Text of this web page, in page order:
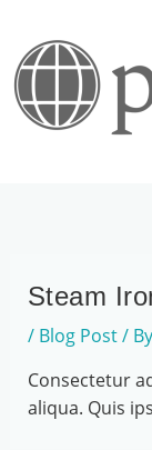
content
Steam
/ Blog Post/ By
Consectetur
aliqua. Quis